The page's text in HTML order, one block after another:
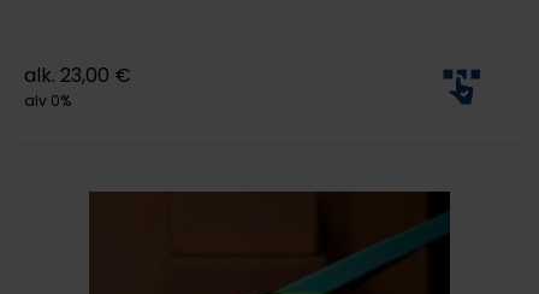
alk. 23,00 €
alv 0%